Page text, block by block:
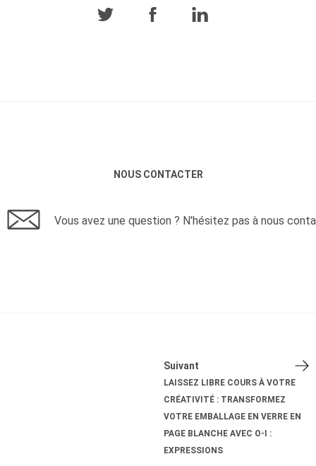
NOUS CONTACTER
Vous avez une question ? N'hésitez pas à nous
Suivant
LAISSEZ LIBRE COURS À VOTRE
CRÉATIVITÉ : TRANSFORMEZ
VOTRE EMBALLAGE EN VERRE EN
PAGE BLANCHE AVEC O-I :
EXPRESSIONS